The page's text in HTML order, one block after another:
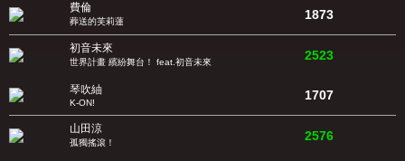
費倫
葬送的芙莉蓮 1873
初音未來
世界計畫 繽紛舞台！ feat.初音未來 2523
琴吹紬
K-ON!
1707
山田涼
孤獨搖滾！ 2576